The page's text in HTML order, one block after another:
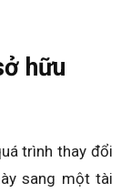
hữu
trình thay đổi
sang một tài